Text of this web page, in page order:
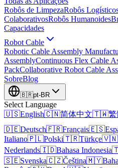
Robôs de LimpezaRobôs
ColaborativosRobôs Humanoides
Capacidades
Robot Cable
Robotic Cable Assembly
AssemblyContinuous Flex Cable
PackCollaborative Robot Cable
SobreBlog
🇧🇷pt-BR
Select Language
🇺🇸English🇨🇳简体中文🇹🇼繁
🇩🇪Deutsch🇫🇷Français🇪🇸
Italiano🇵🇱Polski🇹🇷Türkçe🇻🇳
Nederlands🇮🇩Bahasa Indonesia
🇸🇪Svenska🇨🇿Čeština🇲🇾